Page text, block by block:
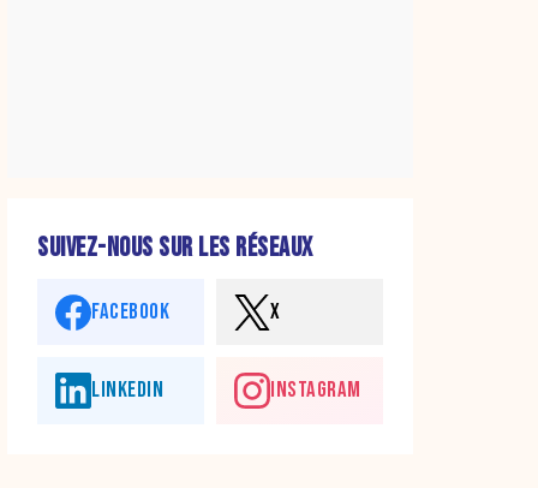
SUIVEZ-NOUS SUR LES RÉSEAUX
FACEBOOK X
LINKEDIN INSTAGRAM